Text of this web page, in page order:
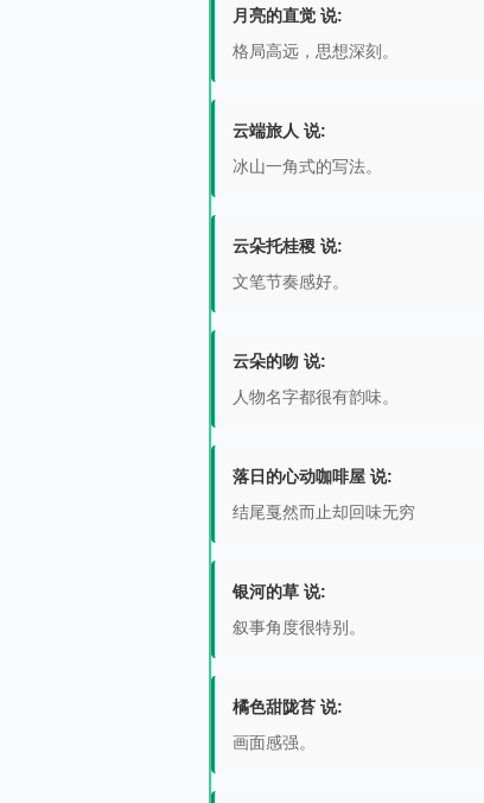
月亮的直觉 说:
格局高远，思想深刻。
云端旅人 说:
冰山一角式的写法。
云朵托桂稷 说:
文笔节奏感好。
云朵的吻 说:
人物名字都很有韵味。
落日的心动咖啡屋 说:
结尾戛然而止却回味无穷
银河的草 说:
叙事角度很特别。
橘色甜陇苔 说:
画面感强。